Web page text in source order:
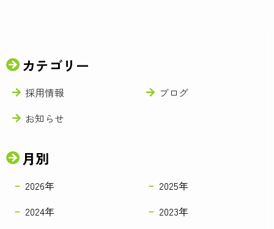
カテゴリー
採用情報
ブログ
お知らせ
月別
2026年
2025年
2024年
2023年